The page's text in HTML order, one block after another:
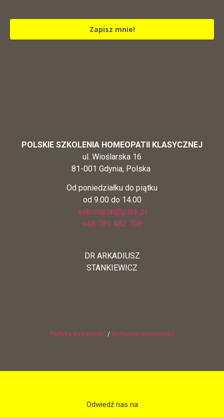
Zapisz mnie!
POLSKIE SZKOLENIA HOMEOPATII KLASYCZNEJ
ul. Wioślarska 16
81-001 Gdynia, Polska
Od poniedziałku do piątku
od 9.00 do 14.00
sekretariat@pshk.pl
+48 789 482 708
DR ARKADIUSZ
STANKIEWICZ
Polityka prywatności / Archiwum wiadomości
Odwiedź nas na